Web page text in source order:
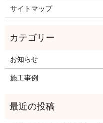
サイトマップ
お知らせ
施工事例